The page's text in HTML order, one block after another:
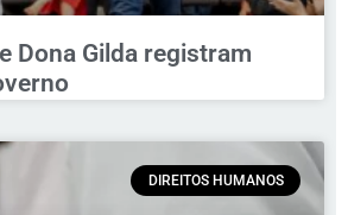
Dona Gilda registram
DIREITOS HUMANOS